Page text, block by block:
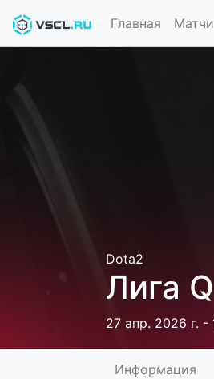
Главная Матчи
Dota2
Лига
27 апр. 2026 г. -
Информация